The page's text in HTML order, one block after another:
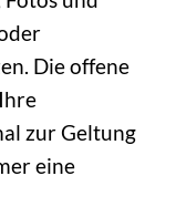
Die offene
zur Geltung
eine